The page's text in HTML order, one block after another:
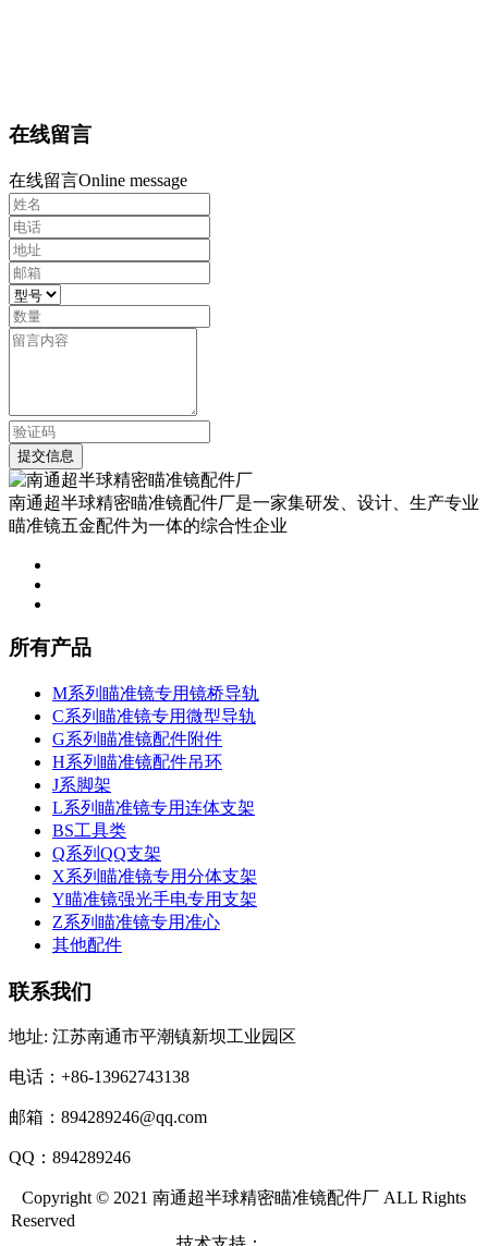
在线留言
在线留言Online message
提交信息
南通超半球精密瞄准镜配件厂是一家集研发、设计、生产专业
瞄准镜五金配件为一体的综合性企业
所有产品
M系列瞄准镜专用镜桥导轨
C系列瞄准镜专用微型导轨
G系列瞄准镜配件附件
H系列瞄准镜配件吊环
J系脚架
L系列瞄准镜专用连体支架
BS工具类
Q系列QQ支架
X系列瞄准镜专用分体支架
Y瞄准镜强光手电专用支架
Z系列瞄准镜专用准心
其他配件
联系我们
地址: 江苏南通市平潮镇新坝工业园区
电话：+86-13962743138
邮箱：894289246@qq.com
QQ：894289246
Copyright © 2021 南通超半球精密瞄准镜配件厂 ALL Rights
Reserved